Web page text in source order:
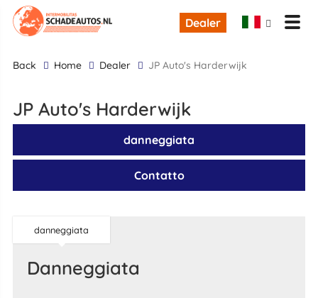
Dealer
back Home Dealer JP Auto's Harderwijk
JP Auto's Harderwijk
danneggiata
Contatto
danneggiata
danneggiata